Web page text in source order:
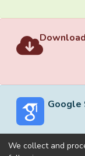
Google
We collect and